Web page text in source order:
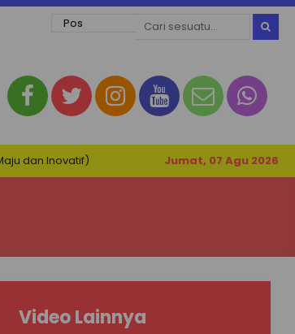
Jumat, 07 Agu 2026
dan Inovatif)
Video Lainnya